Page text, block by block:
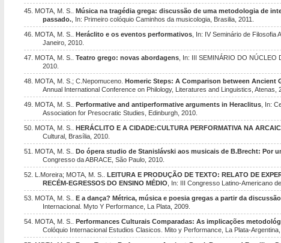
45. MOTA, M. S.. Música na tragédia grega: discussão de uma metodologia de
passado. , In: Primeiro colóquio Caminhos da musicologia, Brasilia, 2011.
46. MOTA, M. S.. Heráclito e os eventos performativos , In: IV Seminário de
Janeiro, 2010.
47. MOTA, M. S.. Teatro grego: novas abordagens , In: III SEMINÁRIO DO NÚCLEO
2010.
48. MOTA, M. S.; C.Nepomuceno. Homeric Steps: A Comparison between Ancient
Annual International Conference on Philology, Literatures and Linguistics, Atenas,
49. MOTA, M. S.. Performative and antiperformative arguments in Heraclitus , In:
Association for Presocratic Studies, Edinburgh, 2010.
50. MOTA, M. S.. HERÁCLITO E A CIDADE:CULTURA PERFORMATIVA NA
Cultural, Brasília, 2010.
51. MOTA, M. S.. Do ópera studio de Stanislávski aos musicais de B.Brecht: Por
Congresso da ABRACE, São Paulo, 2010.
52. L.Moreira; MOTA, M. S.. LEITURA E PRODUÇÃO DE TEXTO: RELATO DE
RECÉM-EGRESSOS DO ENSINO MÉDIO
, In: III Congresso Latino-Americano
53. MOTA, M. S.. E a dança? Métrica, música e poesia gregas a partir da
Internacional. Myto Y Performance, La Plata, 2009.
54. MOTA, M. S.. Performances Culturais Comparadas: As implicações
Colóquio Internacional Estudios Clasicos. Mito y Performance, La Plata-Argentina,